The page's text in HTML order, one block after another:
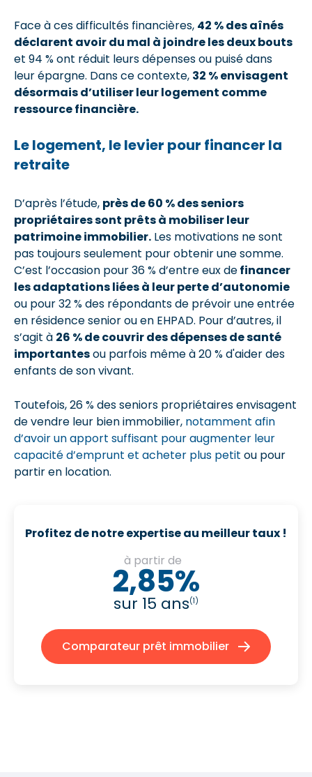
Face à ces difficultés financières, 42 % des aînés
déclarent avoir du mal à joindre les deux bouts
et 94 % ont réduit leurs dépenses ou puisé dans
leur épargne. Dans ce contexte, 32 % envisagent
désormais d’utiliser leur logement comme
ressource financière.
Le logement, le levier pour financer la
retraite
D’après l’étude, près de 60 % des seniors
propriétaires sont prêts à mobiliser leur
patrimoine immobilier. Les motivations ne sont
pas toujours seulement pour obtenir une somme.
C’est l’occasion pour 36 % d’entre eux definancer
les adaptations liées à leur perte d’autonomie
ou pour 32 % des répondants de prévoir une entrée
en résidence senior ou en EHPAD. Pour d’autres, il
s’agit à 26 % de couvrir des dépenses de santé
importantesou parfois même à 20 % d'aider des
enfants de son vivant.
Toutefois, 26 % des seniors propriétaires envisagent
de vendre leur bien immobilier, notamment afin
d’avoir un apport suffisant pour augmenter leur
capacité d’emprunt et acheter plus petit ou pour
partir en location.
Profitez de notre expertise au meilleur taux !
à partir de
2,85%
sur 15 ans(1)
Comparateur prêt immobilier